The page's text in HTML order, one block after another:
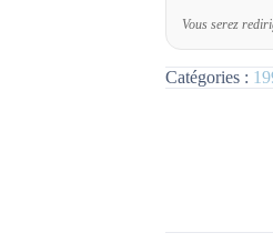
Vous serez
Catégories :